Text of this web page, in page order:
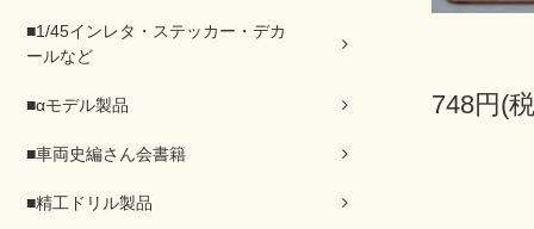
■1/45インレタ・ステッカー・デカ
ールなど
■αモデル製品
■車両史編さん会書籍
■精工ドリル製品
748円(